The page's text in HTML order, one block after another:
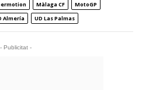
Màlaga CF
MotoGP
Almería UD Las Palmas
- Publicitat -